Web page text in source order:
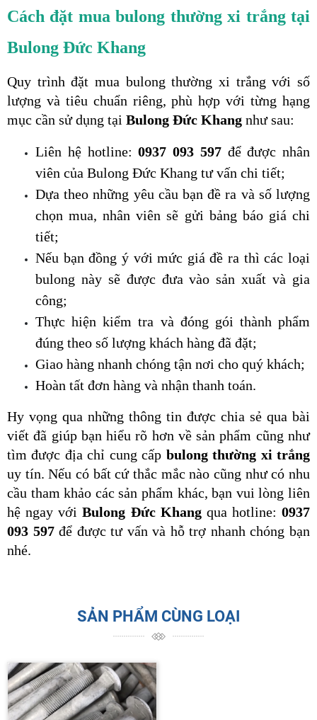
Cách đặt mua bulong thường xi trắng tại
Bulong Đức Khang
Quy trình đặt mua bulong thường xi trắng với số
lượng và tiêu chuẩn riêng, phù hợp với từng hạng
mục cần sử dụng tại Bulong Đức Khang như sau:
Liên hệ hotline: 0937 093 597 để được nhân
viên của Bulong Đức Khang tư vấn chi tiết;
Dựa theo những yêu cầu bạn đề ra và số lượng
chọn mua, nhân viên sẽ gửi bảng báo giá chi
tiết;
Nếu bạn đồng ý với mức giá đề ra thì các loại
bulong này sẽ được đưa vào sản xuất và gia
công;
Thực hiện kiểm tra và đóng gói thành phẩm
đúng theo số lượng khách hàng đã đặt;
Giao hàng nhanh chóng tận nơi cho quý khách;
Hoàn tất đơn hàng và nhận thanh toán.
Hy vọng qua những thông tin được chia sẻ qua bài
viết đã giúp bạn hiểu rõ hơn về sản phẩm cũng như
tìm được địa chỉ cung cấp bulong thường xi trắng
uy tín. Nếu có bất cứ thắc mắc nào cũng như có nhu
cầu tham khảo các sản phẩm khác, bạn vui lòng liên
hệ ngay với Bulong Đức Khang qua hotline: 0937
093 597 để được tư vấn và hỗ trợ nhanh chóng bạn
nhé.
SẢN PHẨM CÙNG LOẠI